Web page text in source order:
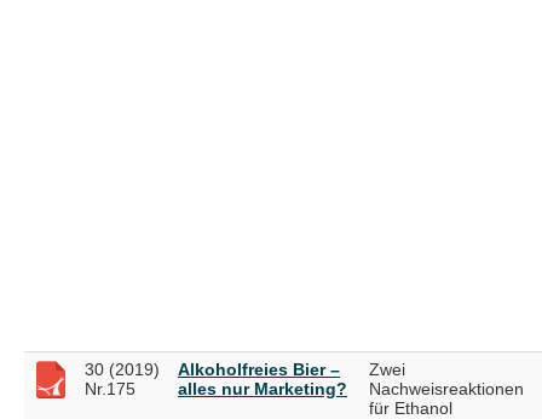
30 (2019)
Nr.175
Alkoholfreies Bier –
alles nur Marketing?
Zwei
Nachweisreaktionen
für Ethanol